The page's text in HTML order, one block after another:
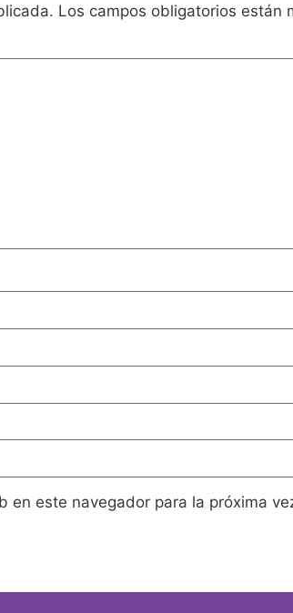
Los campos obligatorios están
en este navegador para la próxima